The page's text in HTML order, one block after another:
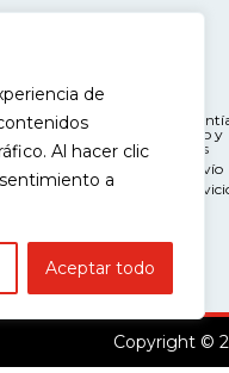
de
Al hacer clic
a
Aceptar todo
Políticas de
Mantenimiento y
Devoluciones
Políticas de Envío
Garantía del
Copyright ©